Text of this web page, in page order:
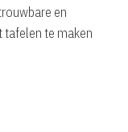
en
tafelen te maken